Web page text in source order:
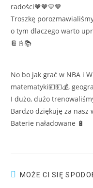
radości🧡🧡💛🧡
Troszkę
o tym dlaczego warto
📔📓📚
No bo jak grać w NBA i
matematyki💴💵💰,
I dużo, dużo
Bardzo dziękuję za nasz
Baterie naładowane 🔋
MOŻE CI SIĘ